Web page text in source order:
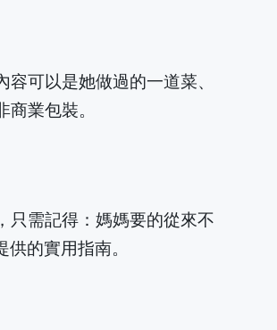
可以是她做過的一道菜、
業包裝。
只需記得：媽媽要的從來不
的實用指南。